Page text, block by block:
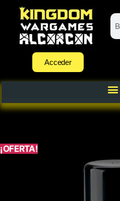
Acceder
¡OFERTA!